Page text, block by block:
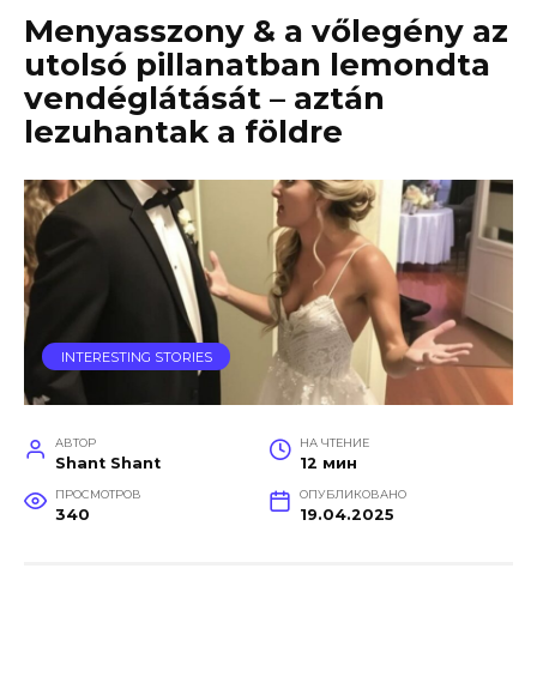
Menyasszony & a vőlegény az
utolsó pillanatban lemondta
vendéglátását – aztán
lezuhantak a földre
INTERESTING STORIES
АВТОР
Shant Shant
НА ЧТЕНИЕ
12 мин
ПРОСМОТРОВ
340
ОПУБЛИКОВАНО
19.04.2025